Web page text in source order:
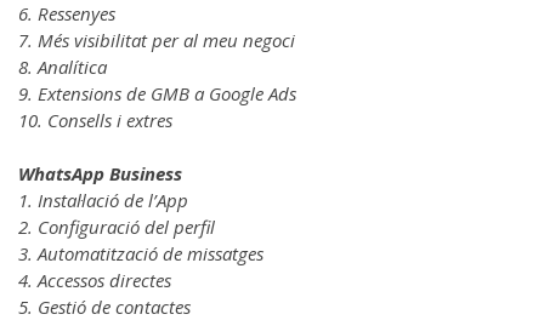
6. Ressenyes
7. Més visibilitat per al meu negoci
8. Analítica
9. Extensions de GMB a Google Ads
10. Consells i extres
WhatsApp Business
1. Instal·lació de l’App
2. Configuració del perfil
3. Automatització de missatges
4. Accessos directes
5. Gestió de contactes